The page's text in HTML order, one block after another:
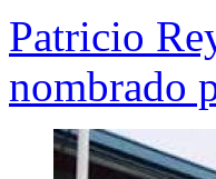
Patricio
nombrado